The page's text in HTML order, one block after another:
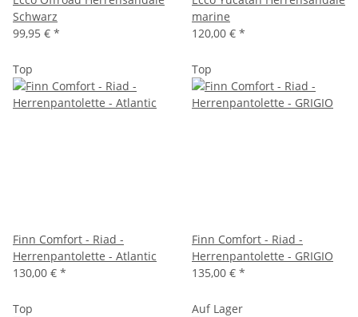
Schwarz
99,95 € *
marine
120,00 € *
Top
Finn Comfort - Riad -
Herrenpantolette - Atlantic
130,00 € *
Top
Finn Comfort - Riad -
Herrenpantolette - GRIGIO
135,00 € *
Top Auf Lager